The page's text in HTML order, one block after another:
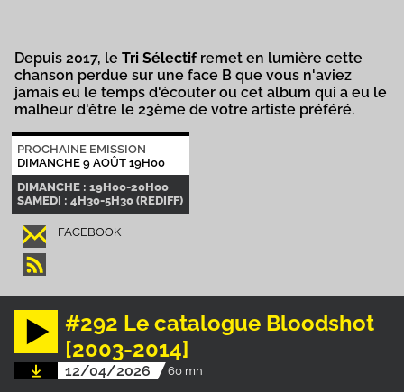
Depuis 2017, le Tri Sélectifremet en lumière cette
chanson perdue sur une face B que vous n'aviez
jamais eu le temps d'écouter ou cet album qui a eu le
malheur d'être le 23ème de votre artiste préféré.
PROCHAINE EMISSION
DIMANCHE 9 AOÛT 19H00
DIMANCHE : 19H00-20H00
SAMEDI : 4H30-5H30 (REDIFF)
FACEBOOK
#292 Le catalogue Bloodshot
[2003-2014]
12/04/2026 60 mn